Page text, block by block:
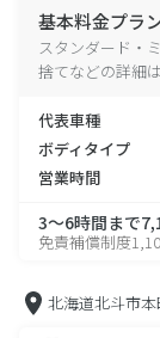
基本料金プラ
スタンダード・
捨てなどの詳細
代表車種
ボディタイプ
営業時間
3～6時間まで
免責補償制度
北海道北斗市